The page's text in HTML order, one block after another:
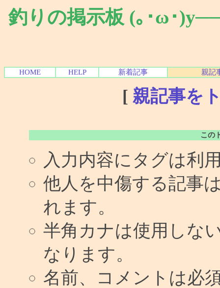
釣りの掲示板 (｡･ω･
HOME HELP 新着記事 親記
[ 親記事を
この
入力内容にタグは利
他人を中傷する記事
れます。
半角カナは使用しな
なります。
名前、コメントは必